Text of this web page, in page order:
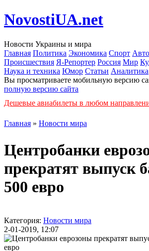
NovostiUA.net
Новости Украины и мира
Главная Политика Экономика Спорт
Происшествия Я-Репортер Россия Мир
Наука и техника Юмор Статьи Аналитика
Вы просматриваете мобильную версию
полную версию сайта
Дешевые авиабилеты в любом
Главная » Новости мира
Центробанки
прекратят выпуск
500 евро
Категория: Новости мира
2-01-2019, 12:07